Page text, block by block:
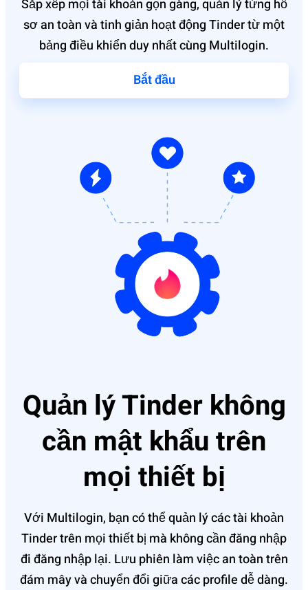
Sắp xếp mọi tài khoản gọn gàng, quản lý từng hồ
sơ an toàn và tinh giản hoạt động Tinder từ một
bảng điều khiển duy nhất cùng Multilogin.
Bắt đầu
Quản lý Tinder không
cần mật khẩu trên
mọi thiết bị
Với Multilogin, bạn có thể quản lý các tài khoản
Tinder trên mọi thiết bị mà không cần đăng nhập
đi đăng nhập lại. Lưu phiên làm việc an toàn trên
đám mây và chuyển đổi giữa các profile dễ dàng.